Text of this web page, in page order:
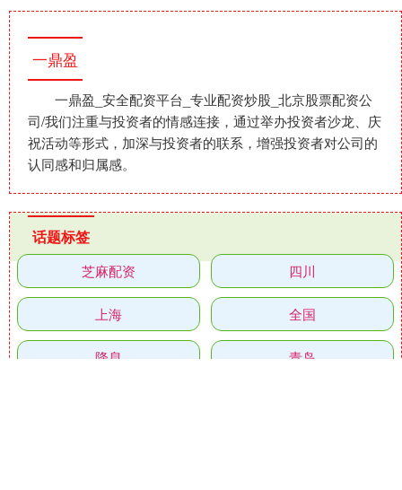
一鼎盈
一鼎盈_安全配资平台_专业配资炒股_北京股票配资公
司/我们注重与投资者的情感连接，通过举办投资者沙龙、庆
祝活动等形式，加深与投资者的联系，增强投资者对公司的
认同感和归属感。
话题标签
芝麻配资 四川
上海 全国
降息 青岛